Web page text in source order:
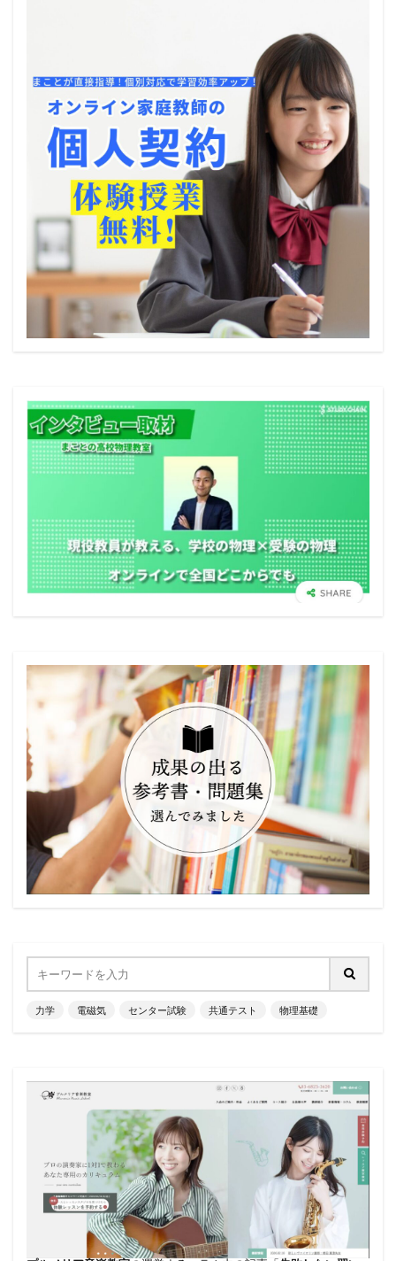
力学 電磁気 センター試験 共通テスト 物理基礎